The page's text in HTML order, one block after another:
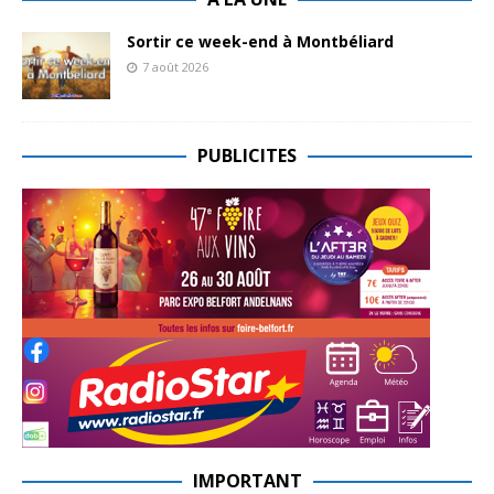
Sortir ce week-end à Montbéliard
7 août 2026
PUBLICITES
IMPORTANT